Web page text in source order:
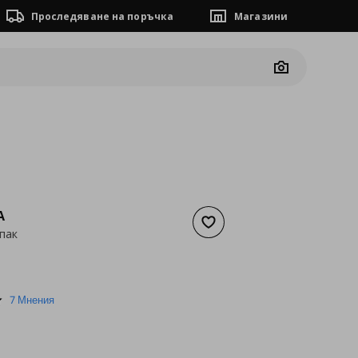
Проследяване на поръчка Магазини
Camera
Добави към списъка с
5.07 Мнения